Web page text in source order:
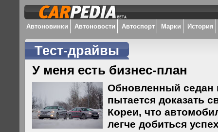
Автоновинки Автоновости Автоспорт Марки История
Тест-драйвы
У меня есть бизнес-план
Обновленный седан
пытается доказать
Кореи, что
легче добиться